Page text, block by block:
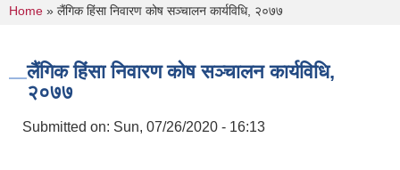
You are here
Home » लैंगिक हिंसा निवारण कोष सञ्चालन कार्यविधि, २०७७
लैंगिक हिंसा निवारण कोष सञ्चालन कार्यविधि,
२०७७
Submitted on: Sun, 07/26/2020 - 16:13